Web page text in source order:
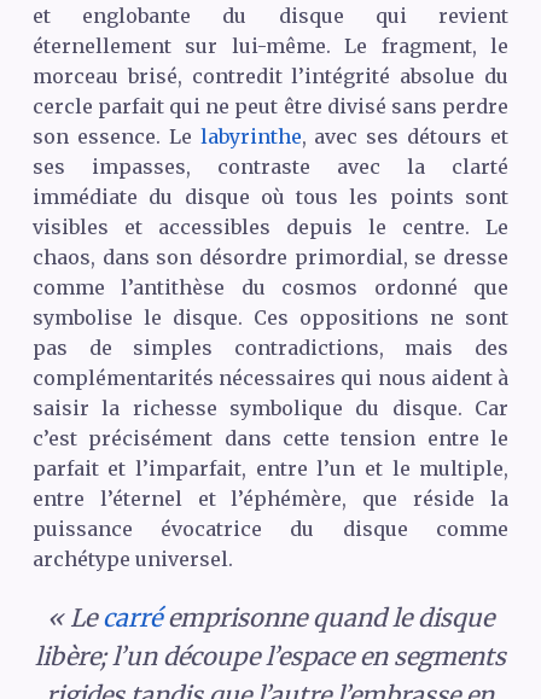
et englobante du disque qui revient
éternellement sur lui-même. Le fragment, le
morceau brisé, contredit l’intégrité absolue du
cercle parfait qui ne peut être divisé sans perdre
son essence. Le labyrinthe, avec ses détours et
ses impasses, contraste avec la clarté
immédiate du disque où tous les points sont
visibles et accessibles depuis le centre. Le
chaos, dans son désordre primordial, se dresse
comme l’antithèse du cosmos ordonné que
symbolise le disque. Ces oppositions ne sont
pas de simples contradictions, mais des
complémentarités nécessaires qui nous aident à
saisir la richesse symbolique du disque. Car
c’est précisément dans cette tension entre le
parfait et l’imparfait, entre l’un et le multiple,
entre l’éternel et l’éphémère, que réside la
puissance évocatrice du disque comme
archétype universel.
« Lecarréemprisonne quand le disque
libère; l’un découpe l’espace en segments